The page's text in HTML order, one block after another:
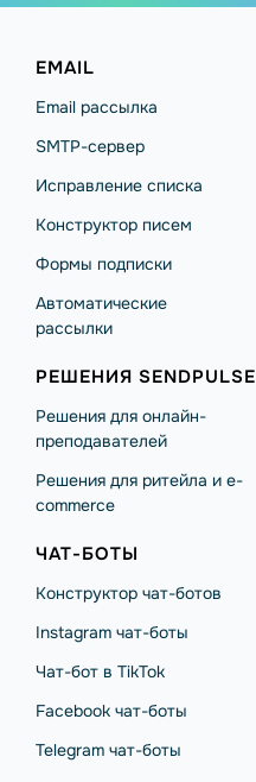
EMAIL
Email рассылка
SMTP-сервер
Исправление списка
Конструктор писем
Формы подписки
Автоматические
рассылки
РЕШЕНИЯ SENDPULSE
Решения для онлайн-
преподавателей
Решения для ритейла и e-
commerce
ЧАТ-БОТЫ
Конструктор чат-ботов
Instagram чат-боты
Чат-бот в TikTok
Facebook чат-боты
Telegram чат-боты